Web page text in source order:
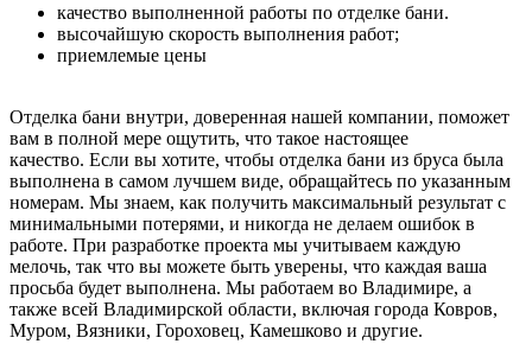
качество выполненной работы по отделке бани.
высочайшую скорость выполнения работ;
приемлемые цены
Отделка бани внутри, доверенная нашей компании, поможет
вам в полной мере ощутить, что такое настоящее
качество. Если вы хотите, чтобы отделка бани из бруса была
выполнена в самом лучшем виде, обращайтесь по указанным
номерам. Мы знаем, как получить максимальный результат с
минимальными потерями, и никогда не делаем ошибок в
работе. При разработке проекта мы учитываем каждую
мелочь, так что вы можете быть уверены, что каждая ваша
просьба будет выполнена. Мы работаем во Владимире, а
также всей Владимирской области, включая города Ковров,
Муром, Вязники, Гороховец, Камешково и другие.